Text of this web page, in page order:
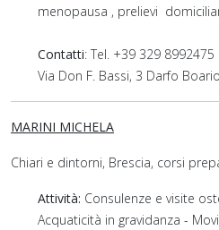
menopausa , prelievi
Contatti: Tel. +39 329 8992475
Via Don F. Bassi, 3 Darfo
MARINI MICHELA
Chiari e dintorni, Brescia, corsi
Attività: Consulenze e visite
Acquaticità in gravidanza -